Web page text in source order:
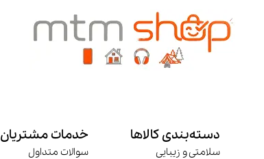
دسته‌بندی کالاها
سلامتی و زیبایی
خدمات مشتریان
سوالات متداول